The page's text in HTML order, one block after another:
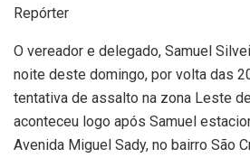
Repórter
O vereador e delegado, Samuel
noite deste domingo, por volta das
tentativa de assalto na zona Leste
aconteceu logo após Samuel
Avenida Miguel Sady, no bairro São